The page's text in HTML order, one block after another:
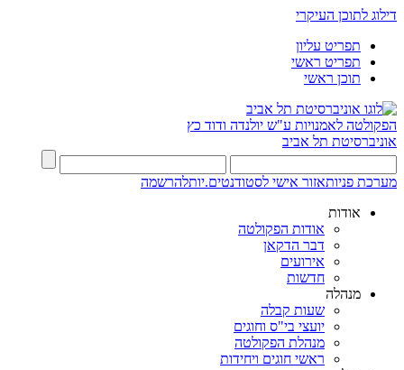
דילוג לתוכן העיקרי
תפריט עליון
תפריט ראשי
תוכן ראשי
הפקולטה לאמנויות ע"ש יולנדה ודוד כץ
אוניברסיטת תל אביב
מערכת פניותאזור אישי לסטודנטים.יותלהרשמה
אודות
אודות הפקולטה
דבר הדקאן
אירועים
חדשות
מנהלה
שעות קבלה
יועצי בי"ס וחוגים
מנהלת הפקולטה
ראשי חוגים ויחידות